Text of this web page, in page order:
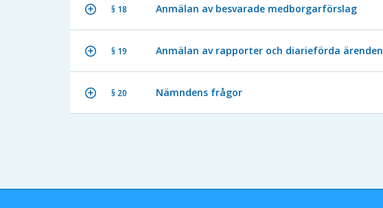
§ 18 Anmälan av besvarade medborgarförslag
§ 19 Anmälan av rapporter och diarieförda ärenden
§ 20 Nämndens frågor